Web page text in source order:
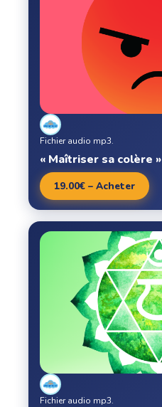
« Maîtriser sa colère »
Fichier audio mp3.
19.00€ – Acheter
Fichier audio mp3.